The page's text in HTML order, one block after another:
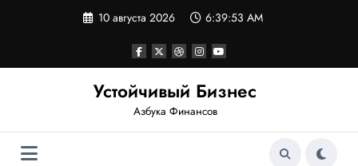
10 августа 2026 6:39:53 AM
Устойчивый Бизнес
Азбука Финансов